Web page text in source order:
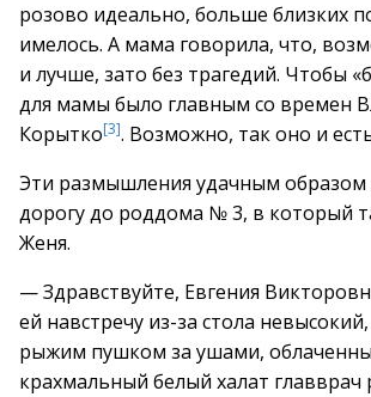
розово идеально, больше близких
имелось. А мама говорила, что,
и лучше, зато без трагедий. Чтобы
для мамы было главным со времен
Корытко[3]. Возможно, так оно и
Эти размышления удачным образом
дорогу до роддома № 3, в который
Женя.
— Здравствуйте, Евгения
ей навстречу из-за стола
рыжим пушком за ушами,
крахмальный белый халат главврач